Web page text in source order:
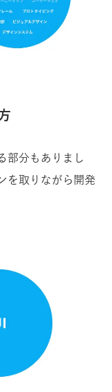
部分もありまし
を取りながら開発